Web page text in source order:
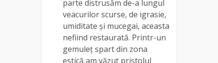
parte distrusăm de-a lungul
veacurilor scurse, de igrasie,
umiditate și mucegai, aceasta
nefiind restaurată. Printr-un
gemuleț spart din zona
estică am văzut pristolul